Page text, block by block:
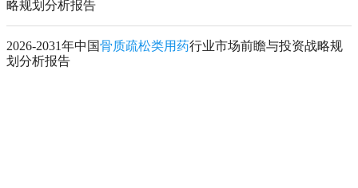
略规划分析报告
2026-2031年中国骨质疏松类用药行业市场前瞻与投资战略规
划分析报告